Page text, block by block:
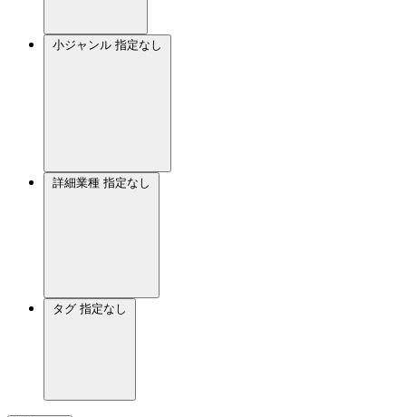
小ジャンル 指定なし
詳細業種 指定なし
タグ 指定なし